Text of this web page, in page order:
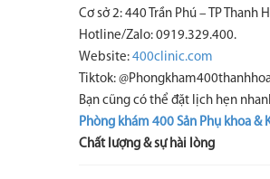
Cơ sở 2: 440 Trần Phú – TP Thanh
Hotline/Zalo: 0919.329.400.
Website: 400clinic.com
Tiktok:
Bạn cũng có thể đặt lịch hẹn
Phòng khám 400 Sản Phụ khoa &
Chất lượng & sự hài lòng